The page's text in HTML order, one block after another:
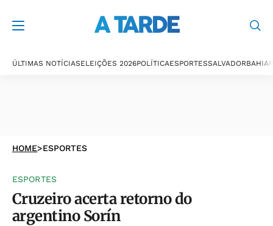
ÚLTIMAS NOTÍCIASELEIÇÕES 2026POLÍTICAESPORTESSALVADORBAHIA
HOME>ESPORTES
ESPORTES
Cruzeiro acerta retorno do
argentino Sorín